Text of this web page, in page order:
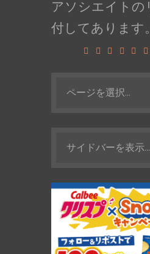
アソシエイトの
付してあります。
ページを選択...
サイドバーを表示...